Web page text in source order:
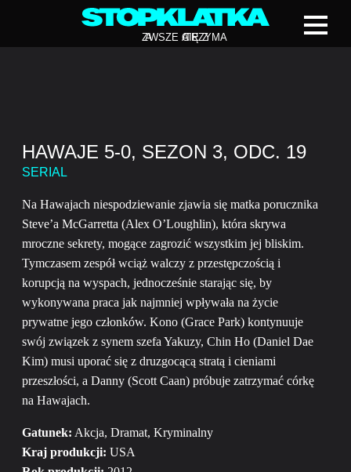
ZAWSZE CIĘ Z
ATRZYMA
HAWAJE 5-0, SEZON 3, ODC. 19
SERIAL
Na Hawajach niespodziewanie zjawia się matka porucznika
Steve’a McGarretta (Alex O’Loughlin), która skrywa
mroczne sekrety, mogące zagrozić wszystkim jej bliskim.
Tymczasem zespół wciąż walczy z przestępczością i
korupcją na wyspach, jednocześnie starając się, by
wykonywana praca jak najmniej wpływała na życie
prywatne jego członków. Kono (Grace Park) kontynuuje
swój związek z synem szefa Yakuzy, Chin Ho (Daniel Dae
Kim) musi uporać się z druzgocącą stratą i cieniami
przeszłości, a Danny (Scott Caan) próbuje zatrzymać córkę
na Hawajach.
Gatunek: Akcja, Dramat, Kryminalny
Kraj produkcji: USA